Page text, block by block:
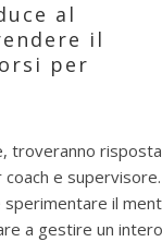
al
il
per
troveranno
e supervisore.
il
a gestire un